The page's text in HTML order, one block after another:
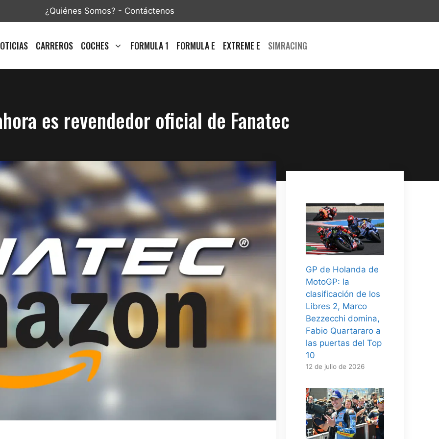
¿Quiénes Somos? - Contáctenos
CARREROS COCHES FORMULA 1 FORMULA E EXTREME E SIMRACING
es revendedor oficial de Fanatec
GP de Holanda de
MotoGP: la
clasificación de los
Libres 2, Marco
Bezzecchi domina,
Fabio Quartararo a
las puertas del Top
10
12 de julio de 2026